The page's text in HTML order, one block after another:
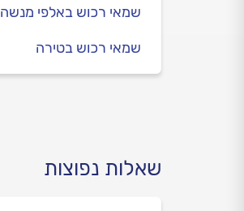
שמאי רכוש באלפי מנשה
שמאי רכוש בטירה
שאלות נפוצות